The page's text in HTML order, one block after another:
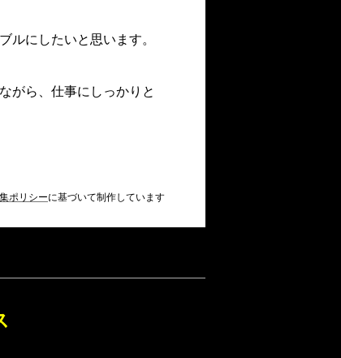
ルにしたいと思います。
がら、仕事にしっかりと
ポリシーに基づいて制作しています